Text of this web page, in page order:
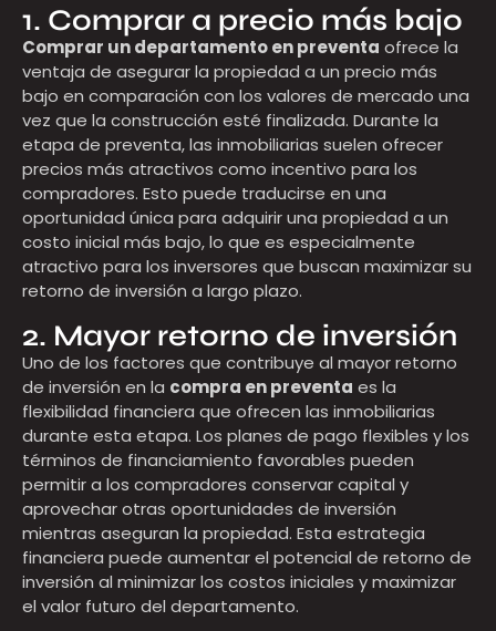
1. Comprar a precio más bajo
Comprar un departamento en preventa ofrece la
ventaja de asegurar la propiedad a un precio más
bajo en comparación con los valores de mercado una
vez que la construcción esté finalizada. Durante la
etapa de preventa, las inmobiliarias suelen ofrecer
precios más atractivos como incentivo para los
compradores. Esto puede traducirse en una
oportunidad única para adquirir una propiedad a un
costo inicial más bajo, lo que es especialmente
atractivo para los inversores que buscan maximizar su
retorno de inversión a largo plazo.
2. Mayor retorno de inversión
Uno de los factores que contribuye al mayor retorno
de inversión en la compra en preventa es la
flexibilidad financiera que ofrecen las inmobiliarias
durante esta etapa. Los planes de pago flexibles y los
términos de financiamiento favorables pueden
permitir a los compradores conservar capital y
aprovechar otras oportunidades de inversión
mientras aseguran la propiedad. Esta estrategia
financiera puede aumentar el potencial de retorno de
inversión al minimizar los costos iniciales y maximizar
el valor futuro del departamento.